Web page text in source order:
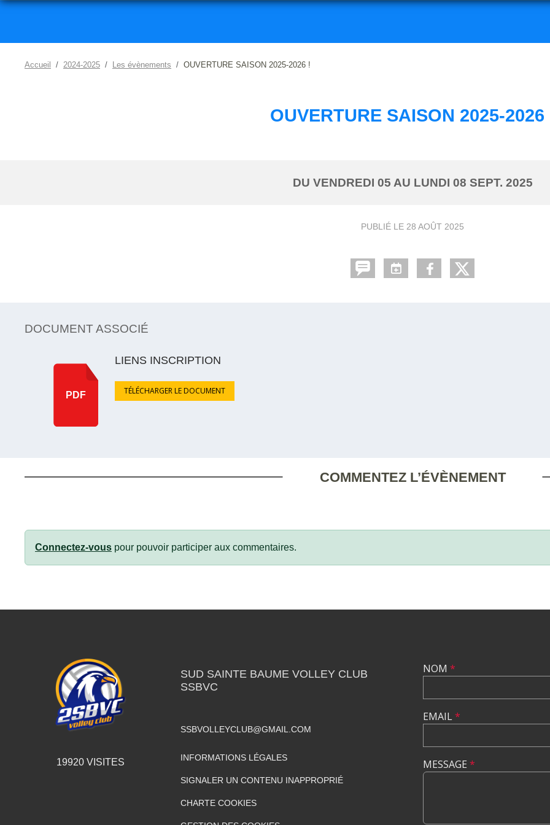
Accueil 2024-2025 Les évènements OUVERTURE SAISON 2025-2026 !
OUVERTURE SAISON 2025-2026
DU VENDREDI 05 AU LUNDI 08 SEPT. 2025
PUBLIÉ LE 28 AOÛT 2025
DOCUMENT ASSOCIÉ
PDF
LIENS INSCRIPTION
TÉLÉCHARGER LE DOCUMENT
COMMENTEZ L’ÉVÈNEMENT
Connectez-vous pour pouvoir participer aux commentaires.
19920VISITES
SUD SAINTE BAUME VOLLEY CLUB
SSBVC
SSBVOLLEYCLUB@GMAIL.COM
INFORMATIONS LÉGALES
SIGNALER UN CONTENU INAPPROPRIÉ
CHARTE COOKIES
NOM *
EMAIL*
MESSAGE *